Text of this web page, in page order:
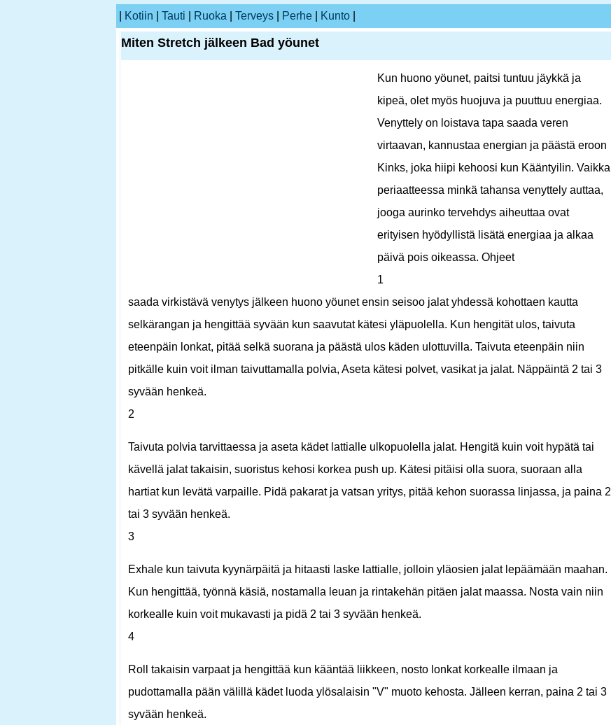
Kotiin Tauti Ruoka Terveys Perhe Kunto
Miten Stretch jälkeen Bad yöunet
Kun huono yöunet, paitsi tuntuu jäykkä ja
kipeä, olet myös huojuva ja puuttuu energiaa.
Venyttely on loistava tapa saada veren
virtaavan, kannustaa energian ja päästä eroon
Kinks, joka hiipi kehoosi kun Kääntyilin. Vaikka
periaatteessa minkä tahansa venyttely auttaa,
jooga aurinko tervehdys aiheuttaa ovat
erityisen hyödyllistä lisätä energiaa ja alkaa
päivä pois oikeassa. Ohjeet
1
saada virkistävä venytys jälkeen huono yöunet ensin seisoo jalat yhdessä kohottaen kautta
selkärangan ja hengittää syvään kun saavutat kätesi yläpuolella. Kun hengität ulos, taivuta
eteenpäin lonkat, pitää selkä suorana ja päästä ulos käden ulottuvilla. Taivuta eteenpäin niin
pitkälle kuin voit ilman taivuttamalla polvia, Aseta kätesi polvet, vasikat ja jalat. Näppäintä 2 tai 3
syvään henkeä.
2
Taivuta polvia tarvittaessa ja aseta kädet lattialle ulkopuolella jalat. Hengitä kuin voit hypätä tai
kävellä jalat takaisin, suoristus kehosi korkea push up. Kätesi pitäisi olla suora, suoraan alla
hartiat kun levätä varpaille. Pidä pakarat ja vatsan yritys, pitää kehon suorassa linjassa, ja paina 2
tai 3 syvään henkeä.
3
Exhale kun taivuta kyynärpäitä ja hitaasti laske lattialle, jolloin yläosien jalat lepäämään maahan.
Kun hengittää, työnnä käsiä, nostamalla leuan ja rintakehän pitäen jalat maassa. Nosta vain niin
korkealle kuin voit mukavasti ja pidä 2 tai 3 syvään henkeä.
4
Roll takaisin varpaat ja hengittää kun kääntää liikkeen, nosto lonkat korkealle ilmaan ja
pudottamalla pään välillä kädet luoda ylösalaisin "V" muoto kehosta. Jälleen kerran, paina 2 tai 3
syvään henkeä.